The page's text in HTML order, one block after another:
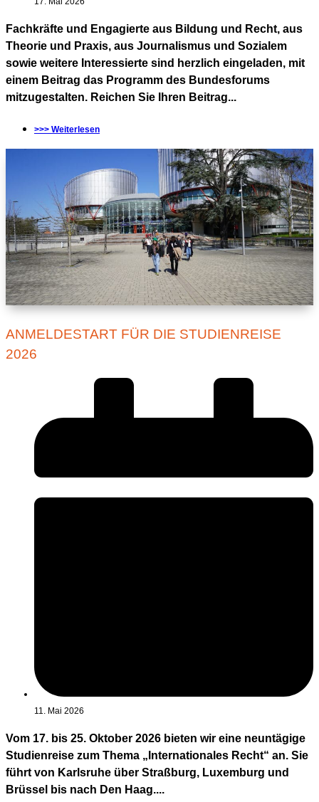
Fachkräfte und Engagierte aus Bildung und Recht, aus
Theorie und Praxis, aus Journalismus und Sozialem
sowie weitere Interessierte sind herzlich eingeladen, mit
einem Beitrag das Programm des Bundesforums
mitzugestalten. Reichen Sie Ihren Beitrag...
>>> Weiterlesen
ANMELDESTART FÜR DIE STUDIENREISE
2026
11. Mai 2026
Vom 17. bis 25. Oktober 2026 bieten wir eine neuntägige
Studienreise zum Thema „Internationales Recht“ an. Sie
führt von Karlsruhe über Straßburg, Luxemburg und
Brüssel bis nach Den Haag....